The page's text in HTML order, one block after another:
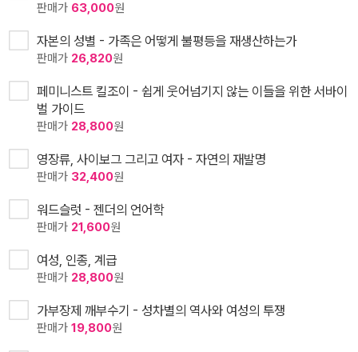
판매가 63,000원
자본의 성별 - 가족은 어떻게 불평등을 재생산하는가
판매가 26,820원
페미니스트 킬조이 - 쉽게 웃어넘기지 않는 이들을 위한 서바이
벌 가이드
판매가 28,800원
영장류, 사이보그 그리고 여자 - 자연의 재발명
판매가 32,400원
워드슬럿 - 젠더의 언어학
판매가 21,600원
여성, 인종, 계급
판매가 28,800원
가부장제 깨부수기 - 성차별의 역사와 여성의 투쟁
판매가 19,800원